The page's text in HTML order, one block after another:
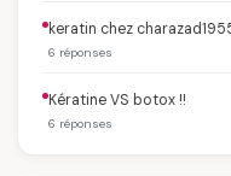
keratin chez
6 réponses
Kératine VS botox !!
6 réponses